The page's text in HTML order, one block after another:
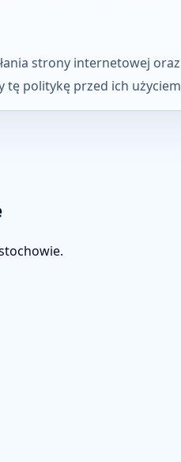
strony internetowej
tę politykę przed ich